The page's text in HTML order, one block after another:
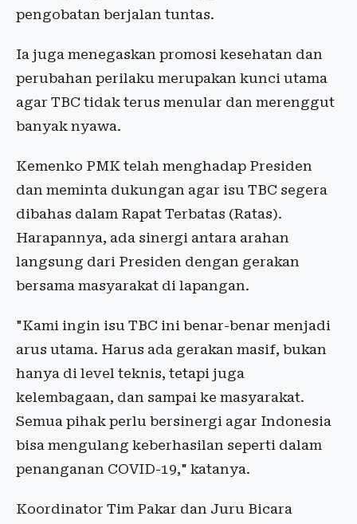
pengobatan berjalan tuntas.
Ia juga menegaskan promosi kesehatan dan
perubahan perilaku merupakan kunci utama
agar TBC tidak terus menular dan merenggut
banyak nyawa.
Kemenko PMK telah menghadap Presiden
dan meminta dukungan agar isu TBC segera
dibahas dalam Rapat Terbatas (Ratas).
Harapannya, ada sinergi antara arahan
langsung dari Presiden dengan gerakan
bersama masyarakat di lapangan.
"Kami ingin isu TBC ini benar-benar menjadi
arus utama. Harus ada gerakan masif, bukan
hanya di level teknis, tetapi juga
kelembagaan, dan sampai ke masyarakat.
Semua pihak perlu bersinergi agar Indonesia
bisa mengulang keberhasilan seperti dalam
penanganan COVID-19," katanya.
Koordinator Tim Pakar dan Juru Bicara